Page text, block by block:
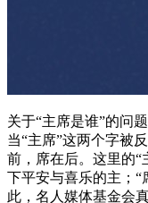
关于“主席是谁”的问
当“主席”这两个字被
前，席在后。这里的“
下平安与喜乐的主；“
此，名人媒体基金会